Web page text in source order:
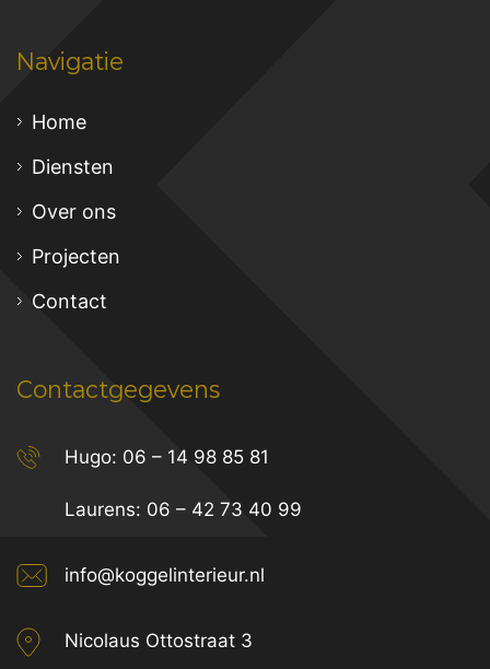
Navigatie
Home
Diensten
Over ons
Projecten
Contact
Contactgegevens
Hugo: 06 – 14 98 85 81
Laurens: 06 – 42 73 40 99
info@koggelinterieur.nl
Nicolaus Ottostraat 3